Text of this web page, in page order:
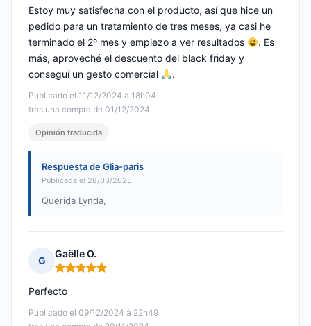
Publicado el 11/12/2024 à 18h04
tras una compra de 01/12/2024
Estoy muy satisfecha con el producto, así que hice un
pedido para un tratamiento de tres meses, ya casi he
terminado el 2º mes y empiezo a ver resultados
. Es
más, aproveché el descuento del black friday y
conseguí un gesto comercial
.
Opinión traducida
Respuesta de Glia-paris
Publicada el 28/03/2025
Querida Lynda,
G
Gaëlle O.
Nota: 5 de 5
Publicado el 09/12/2024 à 22h49
Perfecto